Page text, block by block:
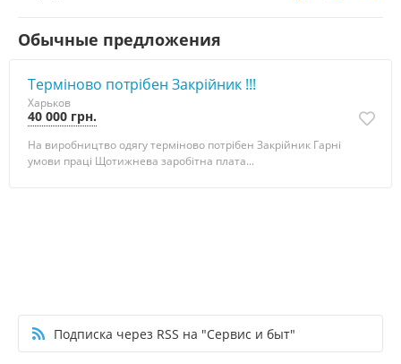
Обычные предложения
Терміново потрібен Закрійник !!!
Харьков
40 000 грн.
На виробництво одягу терміново потрібен Закрійник Гарні
умови праці Щотижнева заробітна плата...
Подписка через RSS на "Сервис и быт"